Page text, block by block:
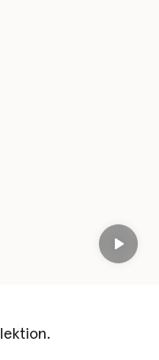
Play